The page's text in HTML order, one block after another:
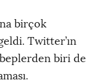
birçok
Twitter’ın
biri de